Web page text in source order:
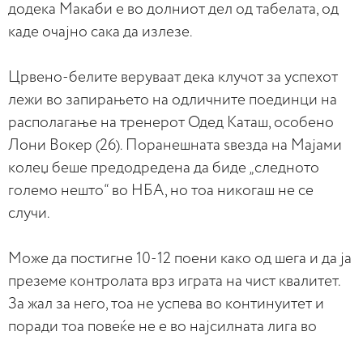
додека Макаби е во долниот дел од табелата, од
каде очајно сака да излезе.
Црвено-белите веруваат дека клучот за успехот
лежи во запирањето на одличните поединци на
располагање на тренерот Одед Каташ, особено
Лони Вокер (26). Поранешната ѕвезда на Мајами
колеџ беше предодредена да биде „следното
големо нешто“ во НБА, но тоа никогаш не се
случи.
Може да постигне 10-12 поени како од шега и да ја
преземе контролата врз играта на чист квалитет.
За жал за него, тоа не успева во континуитет и
поради тоа повеќе не е во најсилната лига во